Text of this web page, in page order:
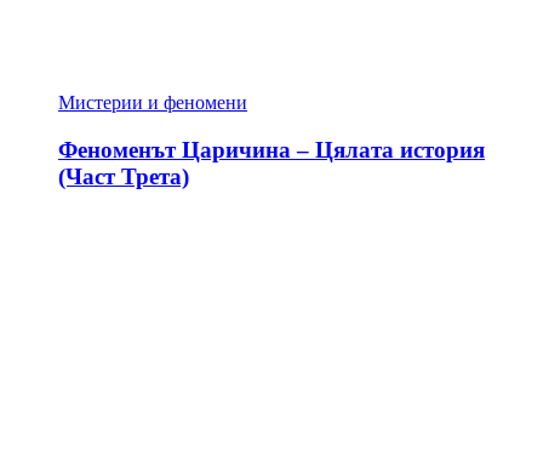
Мистерии и феномени
Феноменът Царичина – Цялата история
(Част Трета)